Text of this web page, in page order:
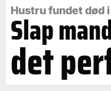
Hustru fundet død
Slap
det